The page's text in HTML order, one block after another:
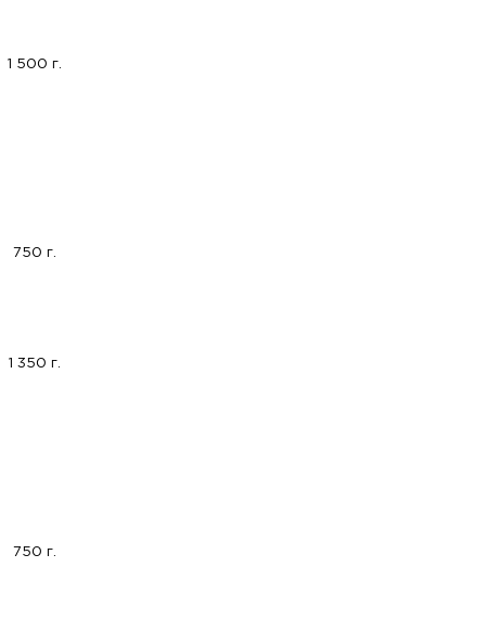
1 500 г.
750 г.
1 350 г.
750 г.